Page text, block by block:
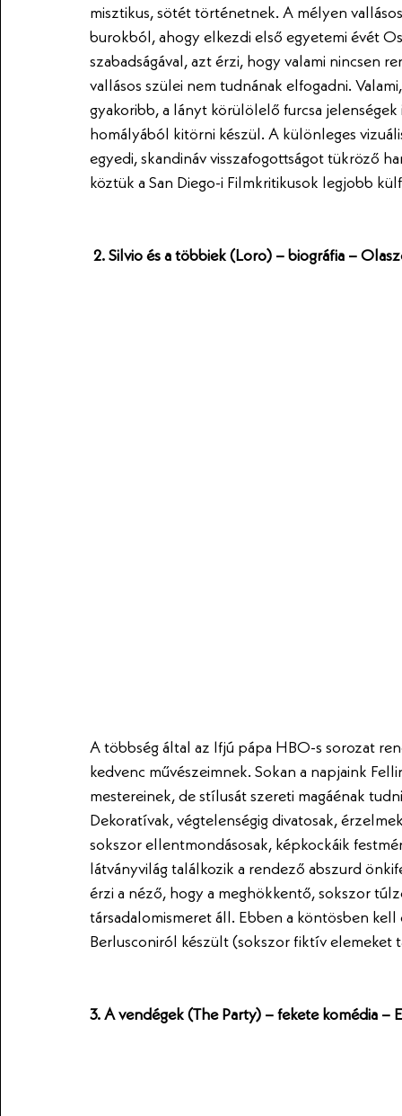
misztikus, sötét történetnek. A mélyen
burokból, ahogy elkezdi első egyetemi évét
szabadságával, azt érzi, hogy valami nincsen
vallásos szülei nem tudnának elfogadni.
gyakoribb, a lányt körülölelő furcsa
homályából kitörni készül. A különleges
egyedi, skandináv visszafogottságot tükröző
köztük a San Diego-i Filmkritikusok legjobb
2. Silvio és a többiek (Loro) – biográfia –
A többség által az Ifjú pápa HBO-s sorozat
kedvenc művészeimnek. Sokan a napjaink
mestereinek, de stílusát szereti magáénak
Dekoratívak, végtelenségig divatosak,
sokszor ellentmondásosak, képkockáik
látványvilág találkozik a rendező abszurd
érzi a néző, hogy a meghökkentő, sokszor
társadalomismeret áll. Ebben a köntösben
Berlusconiról készült (sokszor fiktív elemeket
3. A vendégek (The Party) – fekete komédia –